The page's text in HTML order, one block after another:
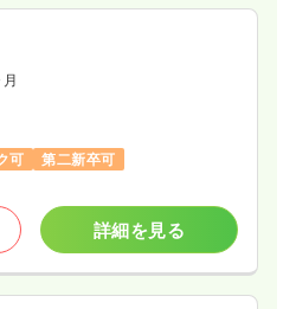
可
第二新卒可
詳細を見る